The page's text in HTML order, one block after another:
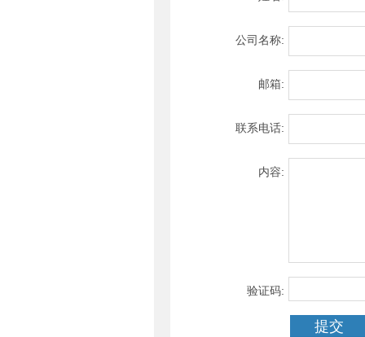
公司名称:
邮箱:
联系电话:
内容:
验证码: